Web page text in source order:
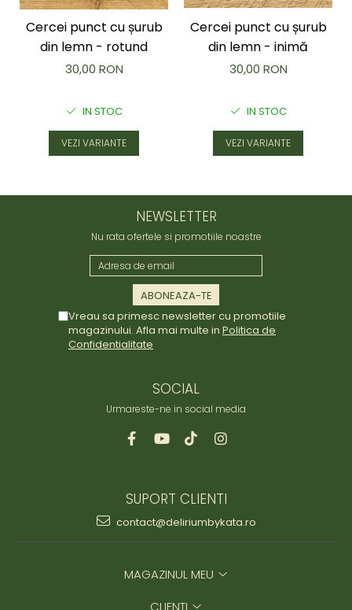
Cercei punct cu șurub
din lemn - rotund
30,00 RON
IN STOC
VEZI VARIANTE
Cercei punct cu șurub
din lemn - inimă
30,00 RON
IN STOC
VEZI VARIANTE
NEWSLETTER
Nu rata ofertele si promotiile noastre
Vreau sa primesc newsletter cu promotiile
magazinului. Afla mai multe in Politica de
Confidentialitate
SOCIAL
Urmareste-ne in social media
SUPORT CLIENTI
contact@deliriumbykata.ro
MAGAZINUL MEU
CLIENTI